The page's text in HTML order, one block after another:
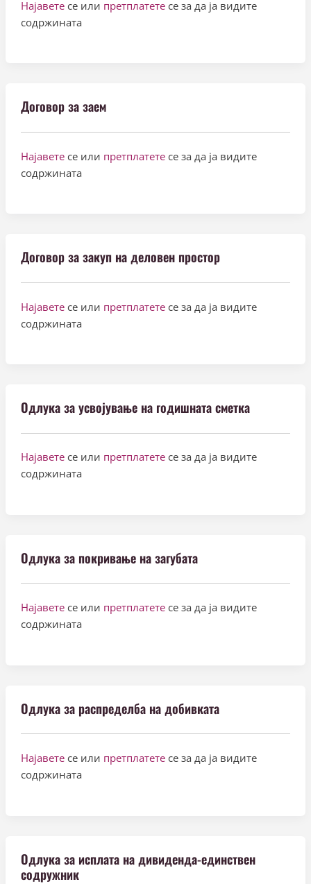
Најавете се или претплатетесе за да ја видите
содржината
Договор за заем
Најавете се или претплатетесе за да ја видите
содржината
Договор за закуп на деловен простор
Најавете се или претплатетесе за да ја видите
содржината
Одлука за усвојување на годишната сметка
Најавете се или претплатетесе за да ја видите
содржината
Одлука за покривање на загубата
Најавете се или претплатетесе за да ја видите
содржината
Одлука за распределба на добивката
Најавете се или претплатетесе за да ја видите
содржината
Одлука за исплата на дивиденда-единствен
содружник